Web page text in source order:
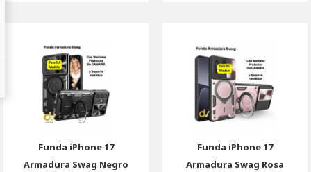
Funda iPhone 17
Armadura Swag Negro
Funda iPhone 17
Armadura Swag Rosa